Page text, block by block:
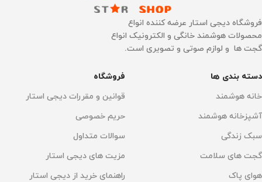
زمان شارژ 4 الی 5 ساعت
جنس بدنه ABS
حجم مخزن آب تمیز
250 میلی لیتر
جنس بدنه
نوع گارانتی
18 ماهه شرکت می سرویس
فروشگاه دیجی استار عرضه کننده انواع
محصولات هوشمند خانگی و الکترونیک انواع
گجت ها و لوازم صوتی و تصویری است.
دسته بندی ها
خانه هوشمند
آشپزخانه هوشمند
سبک زندگی
گجت های سلامت
هوای پاک
فروشگاه
قوانین و مقررات دیجی استار
حریم خصوصی
سوالات متداول
مزیت های دیجی استار
راهنمای خرید از دیجی استار